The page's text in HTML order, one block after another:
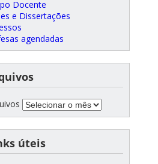
Docente
e Dissertações
agendadas
úteis